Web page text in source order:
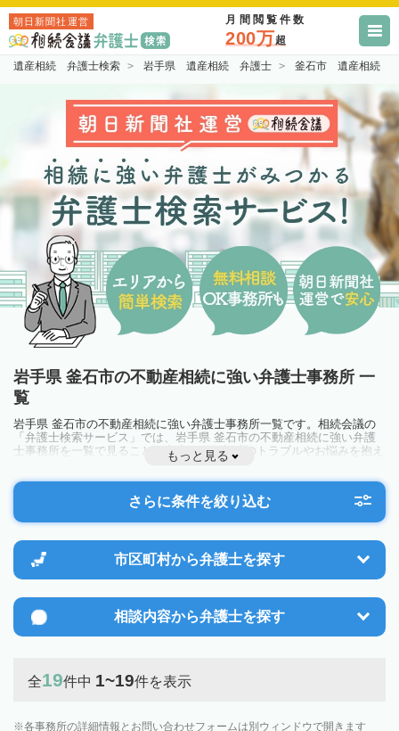
朝日新聞社運営 月間閲覧件数
200万超
遺産相続 弁護士検索 岩手県 遺産相続 弁護士 釜石市 遺産相続
岩手県 釜石市の不動産相続に強い弁護士事務所 一
覧
岩手県 釜石市の不動産相続に強い弁護士事務所一覧です。相続会議の
「弁護士検索サービス」では、岩手県 釜石市の不動産相続に強い弁護
士事務所を一覧で見ることが出来ます。相続のトラブルやお悩みを抱え
ている方は一度近隣の弁護士に相談してみましょう。
もっと見る
さらに条件を絞り込む
市区町村から弁護士を探す
相談内容から弁護士を探す
全19件中 1~19件を表示
各事務所の詳細情報とお問い合わせフォームは別ウィンドウで開きます